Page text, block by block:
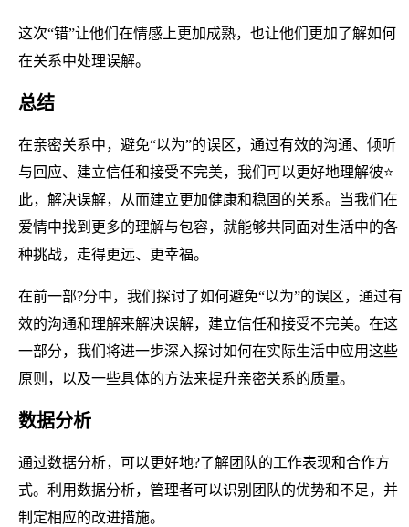
这次“错”让他们在情感上更加成熟，也让他们更加了解如何
在关系中处理误解。
总结
在亲密关系中，避免“以为”的误区，通过有效的沟通、倾听
与回应、建立信任和接受不完美，我们可以更好地理解彼⭐
此，解决误解，从而建立更加健康和稳固的关系。当我们在
爱情中找到更多的理解与包容，就能够共同面对生活中的各
种挑战，走得更远、更幸福。
在前一部?分中，我们探讨了如何避免“以为”的误区，通过有
效的沟通和理解来解决误解，建立信任和接受不完美。在这
一部分，我们将进一步深入探讨如何在实际生活中应用这些
原则，以及一些具体的方法来提升亲密关系的质量。
数据分析
通过数据分析，可以更好地?了解团队的工作表现和合作方
式。利用数据分析，管理者可以识别团队的优势和不足，并
制定相应的改进措施。